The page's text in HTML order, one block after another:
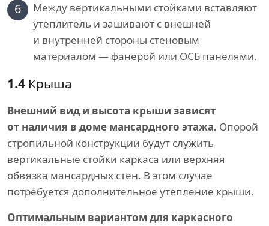
6
Между вертикальными стойками вставляют
утеплитель и зашивают с внешней
и внутренней стороны стеновым
материалом — фанерой или ОСБ панелями.
1.4 Крыша
Внешний вид и высота крыши зависят
от наличия в доме мансардного этажа. Опорой
стропильной конструкции будут служить
вертикальные стойки каркаса или верхняя
обвязка мансардных стен. В этом случае
потребуется дополнительное утепление крыши.
Оптимальным вариантом для каркасного